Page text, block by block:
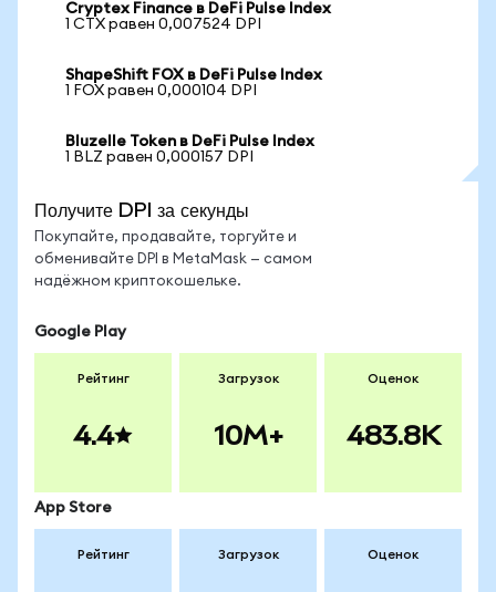
Cryptex Finance в DeFi Pulse Index
1 CTX равен 0,007524 DPI
ShapeShift FOX в DeFi Pulse Index
1 FOX равен 0,000104 DPI
Bluzelle Token в DeFi Pulse Index
1 BLZ равен 0,000157 DPI
Получите DPI за секунды
Покупайте, продавайте, торгуйте и
обменивайте DPI в MetaMask — самом
надёжном криптокошельке.
Google Play
Рейтинг
4.4
Загрузок
10M+
Оценок
483.8K
App Store
Рейтинг Загрузок Оценок